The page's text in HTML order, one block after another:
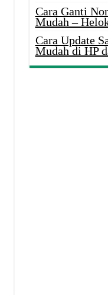
Cara Ganti
Mudah –
Cara Update
Mudah di HP